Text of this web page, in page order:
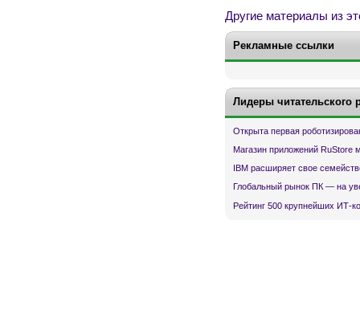
Другие материалы из
Рекламные ссылки
Лидеры читательского
Открыта первая
Магазин приложений RuStore
IBM расширяет свое
Глобальный рынок ПК — на
Рейтинг 500 крупнейших ИТ-